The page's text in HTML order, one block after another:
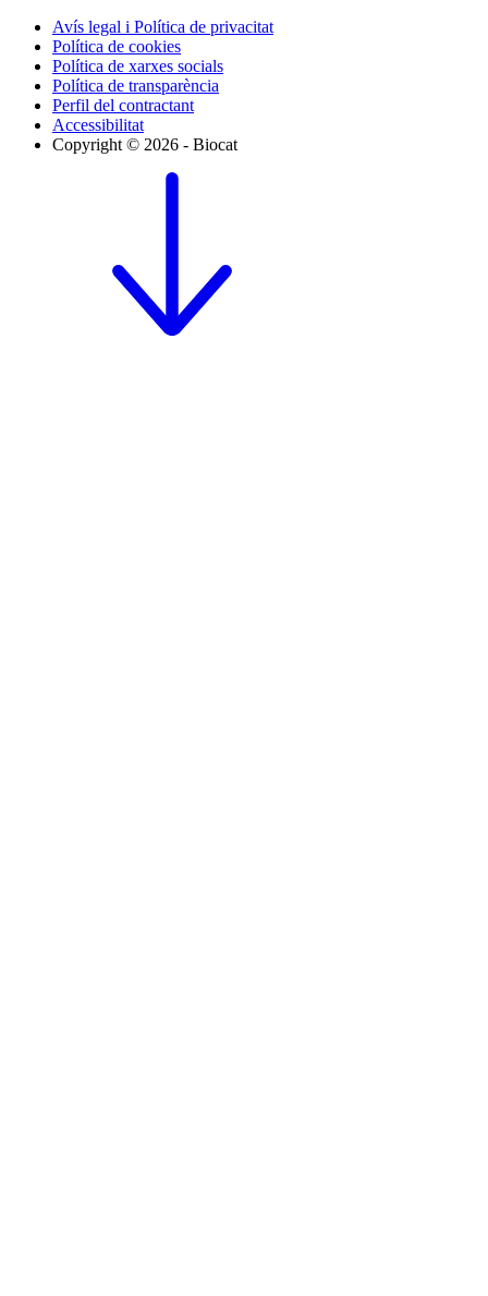
Avís legal i Política de privacitat
Política de cookies
Política de xarxes socials
Política de transparència
Perfil del contractant
Accessibilitat
Copyright © 2026 - Biocat